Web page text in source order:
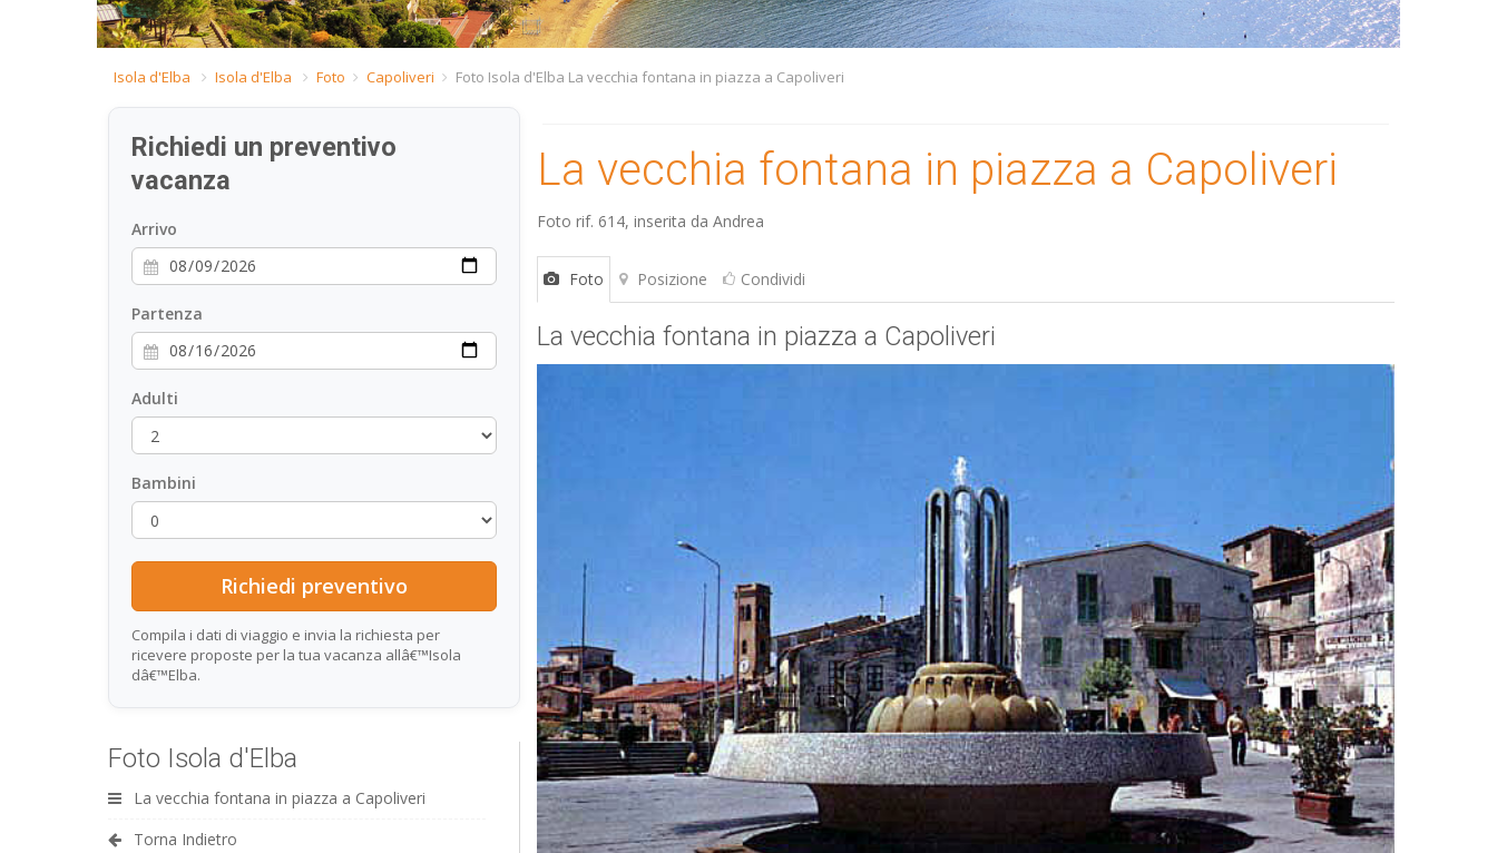
Isola d'Elba Isola d'Elba Foto Capoliveri Foto Isola d'Elba La vecchia fontana in piazza a Capoliveri
Richiedi un preventivo
vacanza
Arrivo
Partenza
Adulti
Bambini
Compila i dati di viaggio e invia la richiesta per
ricevere proposte per la tua vacanza allâ€™Isola
dâ€™Elba.
Foto Isola d'Elba
La vecchia fontana in piazza a Capoliveri
Torna Indietro
La vecchia fontana in piazza a Capoliveri
Foto rif. 614, inserita da Andrea
Foto Posizione Condividi
La vecchia fontana in piazza a Capoliveri